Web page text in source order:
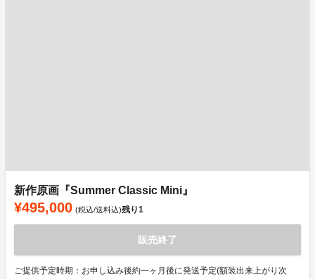
新作原画『Summer Classic Mini』
¥495,000 (税込/送料込)残り1
販売終了
ご提供予定時期：お申し込み後約一ヶ月後に発送予定(額装出来上がり次